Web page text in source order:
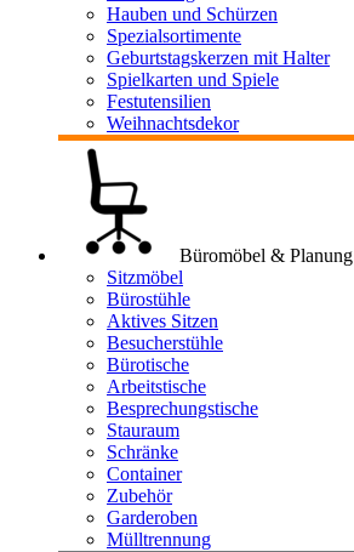
Hauben und Schürzen
Spezialsortimente
Geburtstagskerzen mit Halter
Spielkarten und Spiele
Festutensilien
Weihnachtsdekor
Büromöbel & Planung
Sitzmöbel
Bürostühle
Aktives Sitzen
Besucherstühle
Bürotische
Arbeitstische
Besprechungstische
Stauraum
Schränke
Container
Zubehör
Garderoben
Mülltrennung